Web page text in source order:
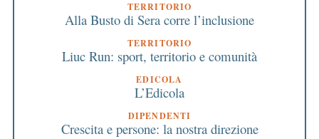
TERRITORIO
Alla Busto di Sera corre l’inclusione
TERRITORIO
Liuc Run: sport, territorio e comunità
EDICOLA
L’Edicola
DIPENDENTI
Crescita e persone: la nostra direzione